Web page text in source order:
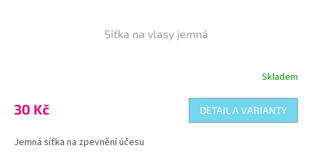
Síťka na vlasy jemná
produktu
je
z
Skladem
30 Kč DETAIL A VARIANTY
Jemná síťka na zpevnění účesu